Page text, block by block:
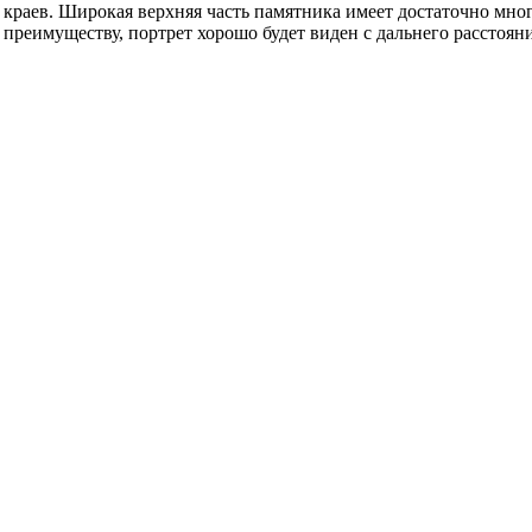
Широкая верхняя часть памятника имеет достаточно
портрет хорошо будет виден с дальнего